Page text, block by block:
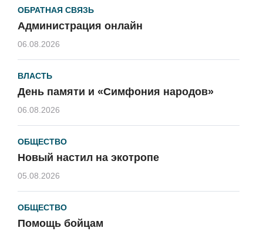
ОБРАТНАЯ СВЯЗЬ
Администрация онлайн
06.08.2026
ВЛАСТЬ
День памяти и «Симфония народов»
06.08.2026
ОБЩЕСТВО
Новый настил на экотропе
05.08.2026
ОБЩЕСТВО
Помощь бойцам